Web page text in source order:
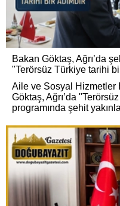
Bakan Göktaş, Ağrı’da
"Terörsüz Türkiye tarihi
Aile ve Sosyal Hizmetler
Göktaş, Ağrı’da
programında şehit